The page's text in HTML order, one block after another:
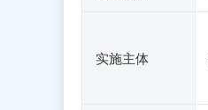
实施主体